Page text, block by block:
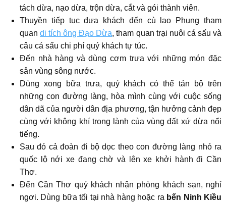
tách dừa, nạo dừa, trộn dừa, cắt và gói thành viên.
Thuyền tiếp tục đưa khách đến cù lao Phụng tham
quandi tích ông Đạo Dừa, tham quan trại nuôi cá sấu và
câu cá sấu chi phí quý khách tự túc.
Đến nhà hàng và dùng cơm trưa với những món đặc
sản vùng sông nước.
Dùng xong bữa trưa, quý khách có thể tản bộ trên
những con đường làng, hòa mình cùng với cuộc sống
dân dã của người dân địa phương, tận hưởng cảnh đẹp
cùng với không khí trong lành của vùng đất xứ dừa nổi
tiếng.
Sau đó cả đoàn đi bộ dọc theo con đường làng nhỏ ra
quốc lộ nới xe đang chờ và lên xe khởi hành đi Cần
Thơ.
Đến Cần Thơ quý khách nhận phòng khách sạn, nghỉ
ngơi. Dùng bữa tối tại nhà hàng hoặc ra bến Ninh Kiều